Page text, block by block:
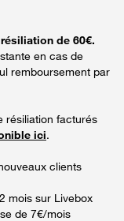
de 60€.
en cas de
remboursement par
résiliation facturés
ici.
clients
mois sur Livebox
de 7€/mois